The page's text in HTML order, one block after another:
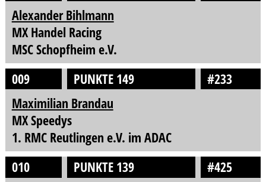
Alexander Bihlmann
MX Handel Racing
MSC Schopfheim e.V.
009
PUNKTE 149
#233
Maximilian Brandau
MX Speedys
1. RMC Reutlingen e.V. im ADAC
010
PUNKTE 139
#425